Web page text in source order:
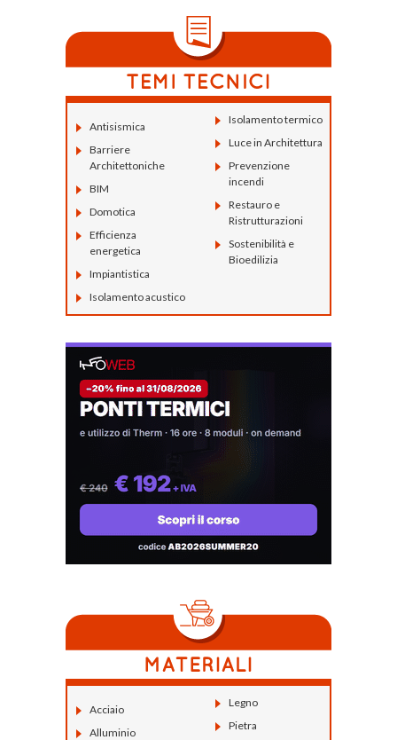
Antisismica
Barriere
Architettoniche
BIM
Domotica
Efficienza
energetica
Impiantistica
Isolamento acustico
Isolamento termico
Luce in Architettura
Prevenzione
incendi
Restauro e
Ristrutturazioni
Sostenibilità e
Bioedilizia
Acciaio
Alluminio
Legno
Pietra